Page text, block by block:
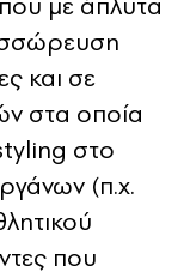
και σε
στα οποία
στο
(π.χ.
που